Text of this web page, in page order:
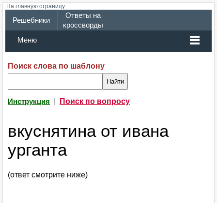
На главную страницу
Решебники
Ответы на
кроссворды
Меню
Поиск слова по шаблону
Инструкция Поиск по вопросу
вкуснятина от ивана
урганта
(ответ смотрите ниже)